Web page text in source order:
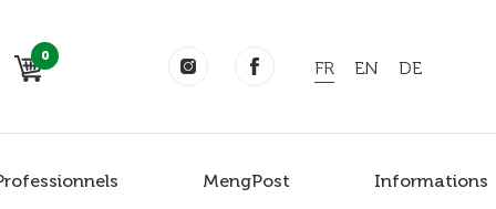
MengPost Informations
0
FR EN DE